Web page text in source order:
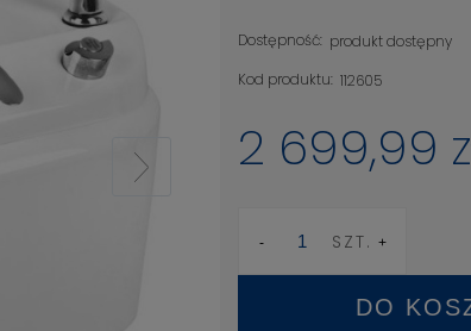
Dostępność: produkt dostępny
Kod produktu: 112605
2 699,99
SZT.
DO